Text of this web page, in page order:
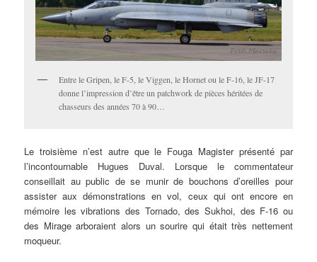
Entre le Gripen, le F-5, le Viggen, le Hornet ou le F-16, le JF-17
donne l’impression d’être un patchwork de pièces héritées de
chasseurs des années 70 à 90…
Le troisième n’est autre que le Fouga Magister présenté par
l’incontournable Hugues Duval. Lorsque le commentateur
conseillait au public de se munir de bouchons d’oreilles pour
assister aux démonstrations en vol, ceux qui ont encore en
mémoire les vibrations des Tornado, des Sukhoi, des F-16 ou
des Mirage arboraient alors un sourire qui était très nettement
moqueur.